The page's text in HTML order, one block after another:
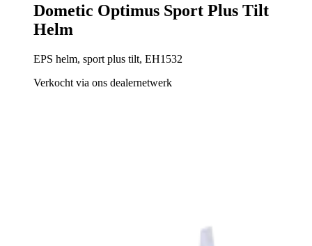
Dometic Optimus Sport Plus Tilt
Helm
EPS helm, sport plus tilt, EH1532
Verkocht via ons dealernetwerk